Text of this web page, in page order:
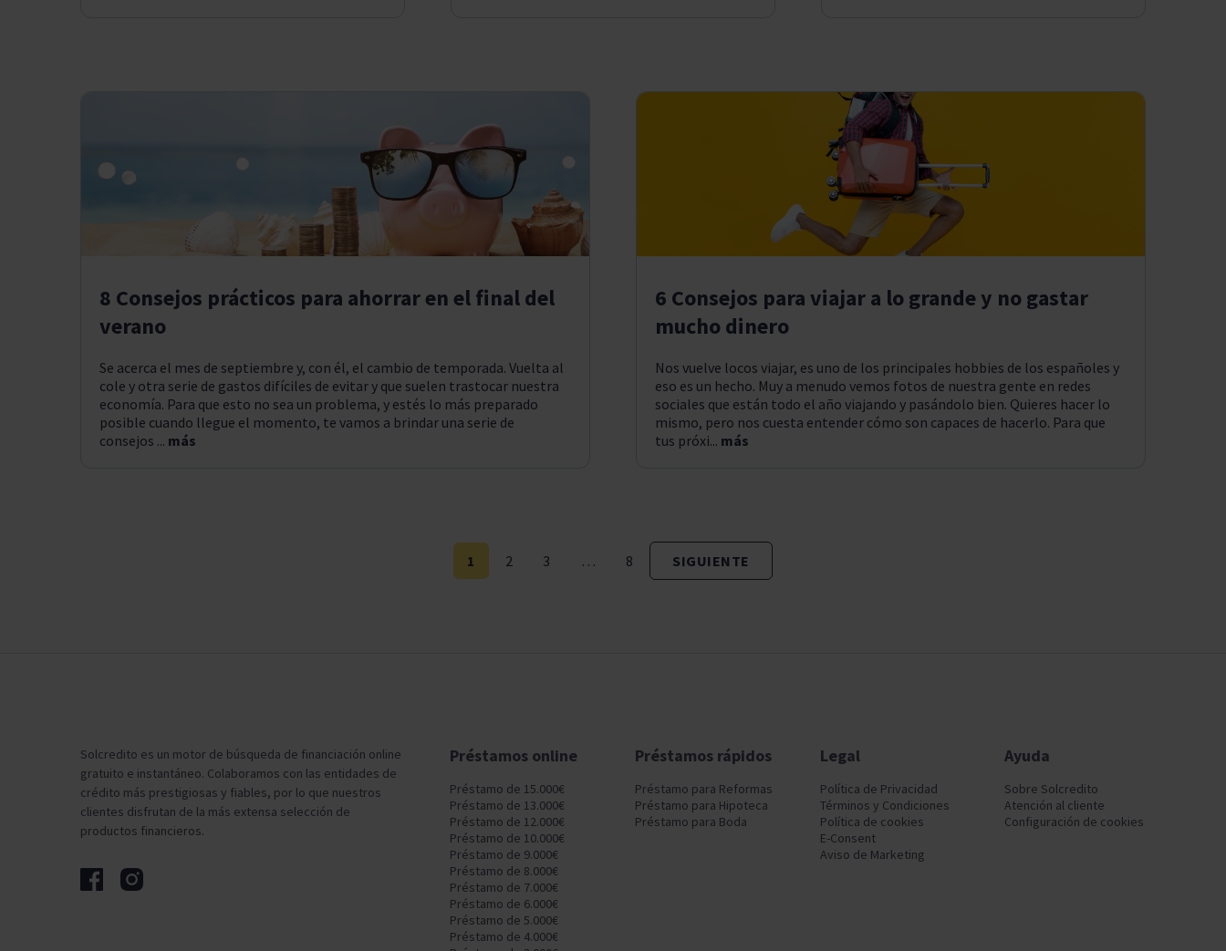
8 Consejos prácticos para ahorrar en el final del
verano
Se acerca el mes de septiembre y, con él, el cambio de temporada. Vuelta al
cole y otra serie de gastos difíciles de evitar y que suelen trastocar nuestra
economía. Para que esto no sea un problema, y estés lo más preparado
posible cuando llegue el momento, te vamos a brindar una serie de
consejos ... más
6 Consejos para viajar a lo grande y no gastar
mucho dinero
Nos vuelve locos viajar, es uno de los principales hobbies de los españoles y
eso es un hecho. Muy a menudo vemos fotos de nuestra gente en redes
sociales que están todo el año viajando y pasándolo bien. Quieres hacer lo
mismo, pero nos cuesta entender cómo son capaces de hacerlo. Para que
tus próxi... más
1 2 3 … 8 SIGUIENTE
Solcredito es un motor de búsqueda de financiación online
gratuito e instantáneo. Colaboramos con las entidades de
crédito más prestigiosas y fiables, por lo que nuestros
clientes disfrutan de la más extensa selección de
productos financieros.
Préstamos online
Préstamo de 15.000€
Préstamo de 13.000€
Préstamo de 12.000€
Préstamo de 10.000€
Préstamo de 9.000€
Préstamo de 8.000€
Préstamo de 7.000€
Préstamo de 6.000€
Préstamo de 5.000€
Préstamo de 4.000€
Préstamos rápidos
Préstamo para Reformas
Préstamo para Hipoteca
Préstamo para Boda
Legal
Política de Privacidad
Términos y Condiciones
Política de cookies
E-Consent
Aviso de Marketing
Ayuda
Sobre Solcredito
Atención al cliente
Configuración de cookies